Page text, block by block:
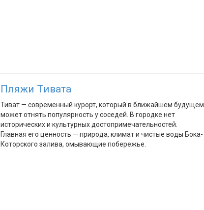
Пляжи Тивата
Тиват — современный курорт, который в ближайшем будущем
может отнять популярность у соседей. В городке нет
исторических и культурных достопримечательностей.
Главная его ценность — природа, климат и чистые воды Бока-
Которского залива, омывающие побережье.